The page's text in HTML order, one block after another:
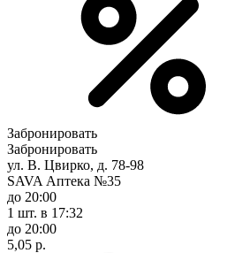
Забронировать
Забронировать
ул. В. Цвирко, д. 78-98
SAVA Аптека №35
до 20:00
1 шт. в 17:32
до 20:00
5,05 р.